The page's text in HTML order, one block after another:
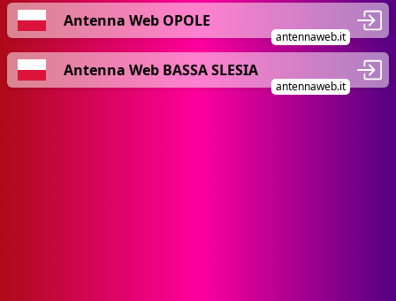
Antenna Web OPOLE
antennaweb.it
Antenna Web BASSA SLESIA
antennaweb.it